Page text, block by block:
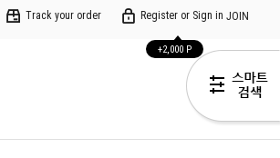
Track your order Register or Sign in JOIN
+2,000 P